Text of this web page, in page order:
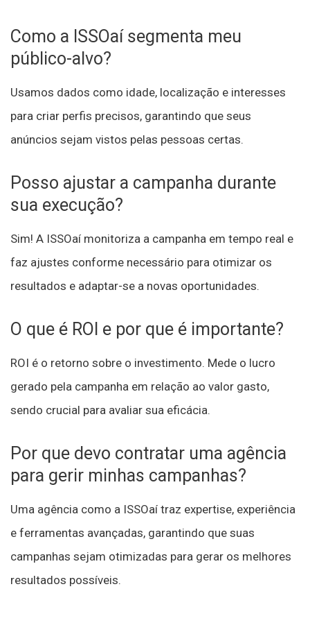
Como a ISSOaí segmenta meu
público-alvo?
Usamos dados como idade, localização e interesses
para criar perfis precisos, garantindo que seus
anúncios sejam vistos pelas pessoas certas.
Posso ajustar a campanha durante
sua execução?
Sim! A ISSOaí monitoriza a campanha em tempo real e
faz ajustes conforme necessário para otimizar os
resultados e adaptar-se a novas oportunidades.
O que é ROI e por que é importante?
ROI é o retorno sobre o investimento. Mede o lucro
gerado pela campanha em relação ao valor gasto,
sendo crucial para avaliar sua eficácia.
Por que devo contratar uma agência
para gerir minhas campanhas?
Uma agência como a ISSOaí traz expertise, experiência
e ferramentas avançadas, garantindo que suas
campanhas sejam otimizadas para gerar os melhores
resultados possíveis.